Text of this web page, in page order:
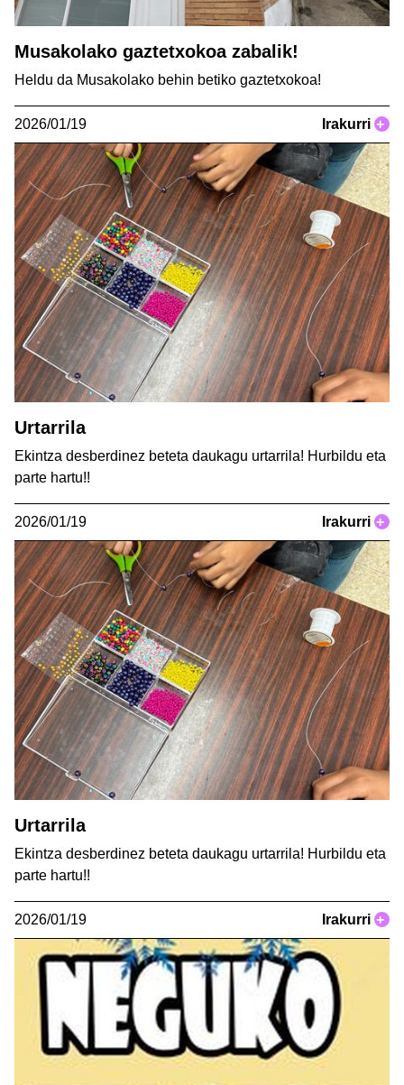
Musakolako gaztetxokoa zabalik!
Heldu da Musakolako behin betiko gaztetxokoa!
2026/01/19 Irakurri +
Urtarrila
Ekintza desberdinez beteta daukagu urtarrila! Hurbildu eta
parte hartu!!
2026/01/19 Irakurri +
Urtarrila
Ekintza desberdinez beteta daukagu urtarrila! Hurbildu eta
parte hartu!!
2026/01/19 Irakurri +